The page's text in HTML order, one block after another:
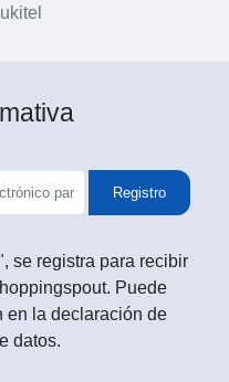
Registro
se registra para recibir
Puede
en la declaración de
datos.